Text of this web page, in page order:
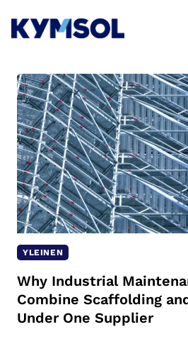
content
YLEINEN
Why Industrial
Combine Scaffolding
Under One Supplier